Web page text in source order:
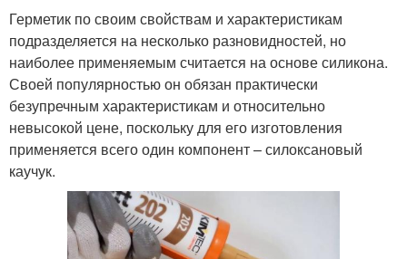
Герметик по своим свойствам и характеристикам
подразделяется на несколько разновидностей, но
наиболее применяемым считается на основе силикона.
Своей популярностью он обязан практически
безупречным характеристикам и относительно
невысокой цене, поскольку для его изготовления
применяется всего один компонент – силоксановый
каучук.